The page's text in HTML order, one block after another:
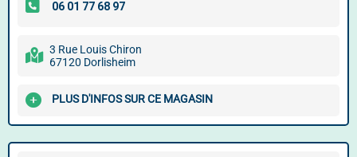
3 Rue Louis Chiron
67120 Dorlisheim
PLUS D'INFOS SUR CE MAGASIN